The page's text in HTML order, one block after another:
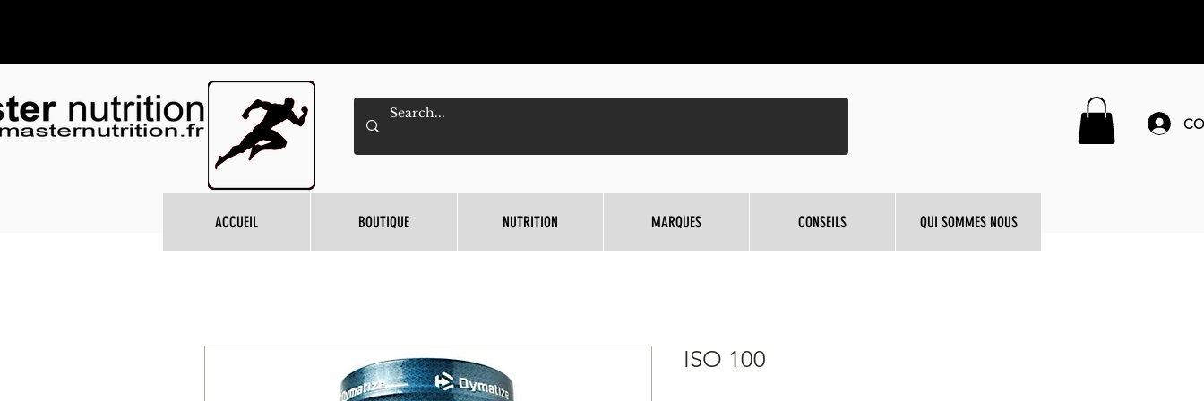
ISO 100
ACCUEIL BOUTIQUE NUTRITION MARQUES CONSEILS QUI SOMMES NOUS